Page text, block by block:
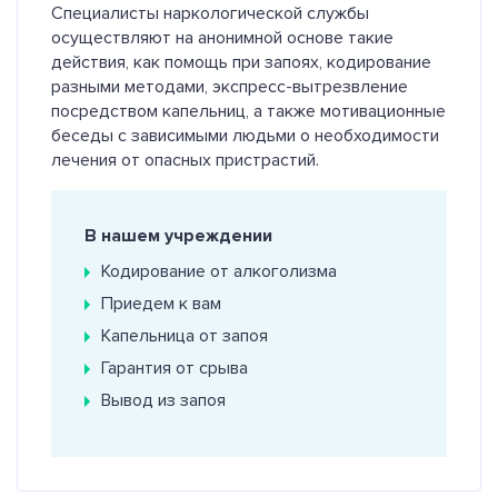
Специалисты наркологической службы
осуществляют на анонимной основе такие
действия, как помощь при запоях, кодирование
разными методами, экспресс-вытрезвление
посредством капельниц, а также мотивационные
беседы с зависимыми людьми о необходимости
лечения от опасных пристрастий.
В нашем учреждении
Кодирование от алкоголизма
Приедем к вам
Капельница от запоя
Гарантия от срыва
Вывод из запоя